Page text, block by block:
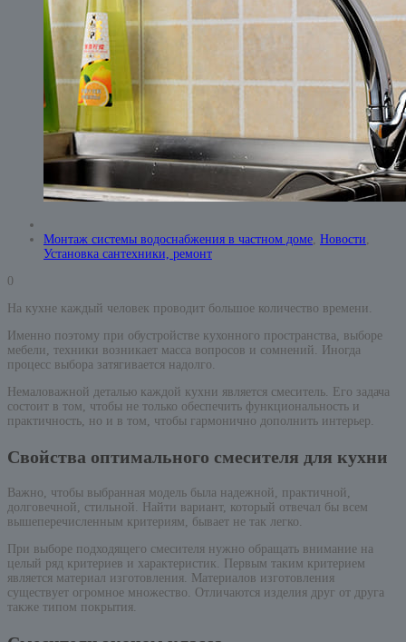
Монтаж системы водоснабжения в частном доме, Новости,
Установка сантехники, ремонт
0
На кухне каждый человек проводит большое количество времени.
Именно поэтому при обустройстве кухонного пространства, выборе
мебели, техники возникает масса вопросов и сомнений. Иногда
процесс выбора затягивается надолго.
Немаловажной деталью каждой кухни является смеситель. Его задача
состоит в том, чтобы не только обеспечить функциональность и
практичность, но и в том, чтобы гармонично дополнить интерьер.
Свойства оптимального смесителя для кухни
Важно, чтобы выбранная модель была надежной, практичной,
долговечной, стильной. Найти вариант, который отвечал бы всем
вышеперечисленным критериям, бывает не так легко.
При выборе подходящего смесителя нужно обращать внимание на
целый ряд критериев и характеристик. Первым таким критерием
является материал изготовления. Материалов изготовления
существует огромное множество. Отличаются изделия друг от друга
также типом покрытия.